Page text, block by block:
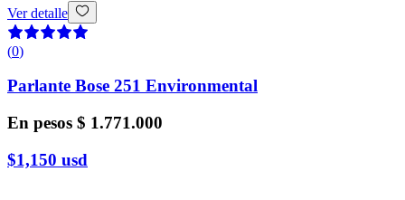
Ver detalle
(0)
Parlante Bose 251 Environmental
En pesos $ 1.771.000
$1,150 usd